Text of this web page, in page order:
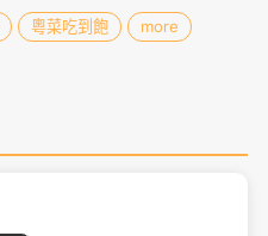
粵菜吃到飽 more